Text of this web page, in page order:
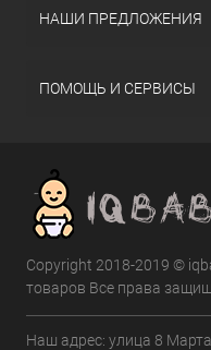
НАШИ ПРЕДЛОЖЕНИЯ
ПОМОЩЬ И СЕРВИСЫ
Copyright 2018-2019 ©
товаров Все права
Наш адрес: улица 8